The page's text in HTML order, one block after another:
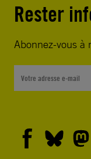
Rester
Abonnez-vous à